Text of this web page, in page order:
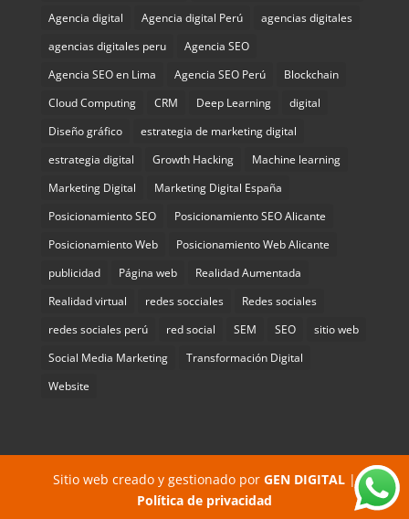
Agencia digital
Agencia digital Perú
agencias digitales
agencias digitales peru
Agencia SEO
Agencia SEO en Lima
Agencia SEO Perú
Blockchain
Cloud Computing
CRM Deep Learning
digital
Diseño gráfico
estrategia de marketing digital
estrategia digital
Growth Hacking
Machine learning
Marketing Digital
Marketing Digital España
Posicionamiento SEO
Posicionamiento SEO Alicante
Posicionamiento Web
Posicionamiento Web Alicante
publicidad
Página web
Realidad Aumentada
Realidad virtual
redes socciales
Redes sociales
redes sociales perú
red social SEM SEO
sitio web
Social Media Marketing
Transformación Digital
Website
Sitio web creado y gestionado por GEN DIGITAL|
Política de privacidad